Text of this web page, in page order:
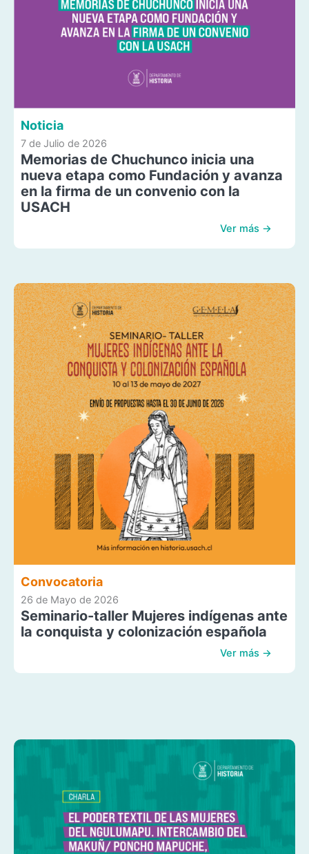
Noticia
7 de Julio de 2026
Memorias de Chuchunco inicia una
nueva etapa como Fundación y avanza
en la firma de un convenio con la
USACH
Ver más →
Convocatoria
26 de Mayo de 2026
Seminario-taller Mujeres indígenas ante
la conquista y colonización española
Ver más →